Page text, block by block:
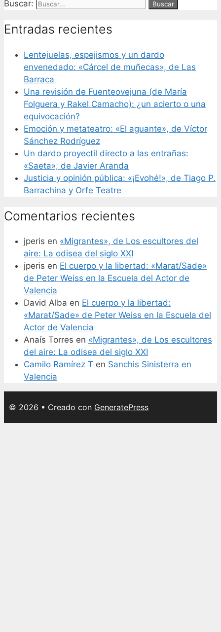
Buscar:
Entradas recientes
Lentejuelas, espejismos y un dardo
envenedado: «Cárcel de muñecas», de Las
Barraca
Una revisión de Fuenteovejuna (de María
Folguera y Rakel Camacho): ¿un acierto o una
equivocación?
Emoción y metateatro: «El aguante», de Víctor
Sánchez Rodríguez
Un dardo proyectil directo a las entrañas:
«Saeta», de Javier Aranda
Justicia y opinión pública: «¡Evohé!», de Tiago P.
Barrachina y Orfe Teatre
Comentarios recientes
jperis en «Migrantes», de Los escultores del
aire: La odisea del siglo XXI
jperis en El cuerpo y la libertad: «Marat/Sade»
de Peter Weiss en la Escuela del Actor de
Valencia
David Alba en El cuerpo y la libertad:
«Marat/Sade» de Peter Weiss en la Escuela del
Actor de Valencia
Anaís Torres en «Migrantes», de Los escultores
del aire: La odisea del siglo XXI
Camilo Ramírez T en Sanchis Sinisterra en
Valencia
© 2026 • Creado con GeneratePress